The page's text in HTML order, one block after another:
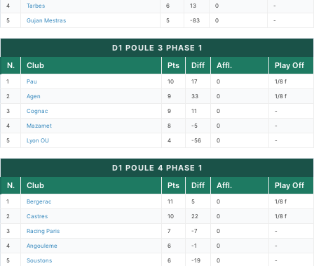
4 Tarbes 6 13 0 -
5 Gujan Mestras 5 -83 0 -
D1 POULE 3 PHASE 1
N.
Club Pts Diff Affl. Play Off
1 Pau 10 17 0 1/8 f
2 Agen 9 33 0 1/8 f
3 Cognac 9 11 0 -
4 Mazamet 8 -5 0 -
5 Lyon OU 4 -56 0 -
D1 POULE 4 PHASE 1
N.
Club Pts Diff Affl. Play Off
1 Bergerac 11 5 0 1/8 f
2 Castres 10 22 0 1/8 f
3 Racing Paris 7 -7 0 -
4 Angouleme 6 -1 0 -
5 Soustons 6 -19 0 -